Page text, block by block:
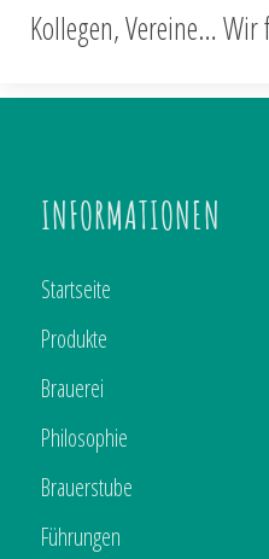
INFORMATIONEN
Startseite
Produkte
Brauerei
Philosophie
Brauerstube
Führungen
Kollegen, Vereine… Wir